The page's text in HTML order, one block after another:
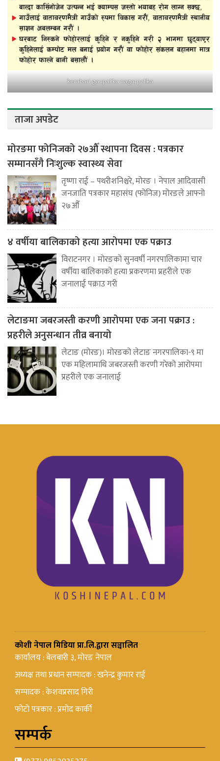
kerabari gaupalika nagarpalika
ताजा अपडेट
मोरङमा फोनिजको २७औँ स्थापना दिवस : पत्रकार
सम्मानसँगै निःशुल्क स्वास्थ्य सेवा
तृष्णा राई – पथरीशनिश्चरे, मोरङ । नेपाल आदिवासी
जनजाति पत्रकार महासंघ (फोनिज) मोरङले आफ्नो
२७औँ
४ वर्षीया बालिकाको हत्या आरोपमा एक पक्राउ
विराटनगर । मोरङको सुनवर्षी नगरपालिकामा चार
वर्षीया बालिकाको हत्या प्रकरणमा प्रहरीले एक
जनालाई पक्राउ गरी
लेटाङमा जबरजस्ती करणी आरोपमा एक जना पक्राउ :
प्रहरीले अनुसन्धान तीव्र बनायो
लेटाङ (मोरङ)। मोरङको लेटाङ नगरपालिका-९ मा
एक महिलामाथि जबरजस्ती करणी गरेको आरोपमा
प्रहरीले एक जनालाई
कोशी नेपाल मिडिया प्रा.लि.द्वारा सञ्चालित
कार्यालय : बेलबारी ३, मोरङ नेपाल
अध्यक्ष तथा प्रधान सम्पादक : खनेन्द्र कुमार राई
सम्पादक : केशवप्रसाद गिरी
फोटो पत्रकार : प्रमोद कार्की
सम्पर्क